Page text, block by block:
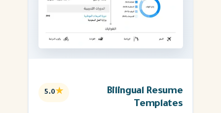
Bilingual Resume
Templates
★
5.0